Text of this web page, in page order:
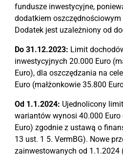
fundusze inwestycyjne,
dodatkiem
Dodatek jest uzależniony od
Do 31.12.2023: Limit
inwestycyjnych 20.000 Euro
Euro), dla oszczędzania na
Euro (małżonkowie 35.800
Od 1.1.2024: Ujednolicony
wariantów wynosi 40.000 Euro
Euro) zgodnie z ustawą o
13 ust. 1 5. VermBG). Nowe
zainwestowanych od 1.1.2024